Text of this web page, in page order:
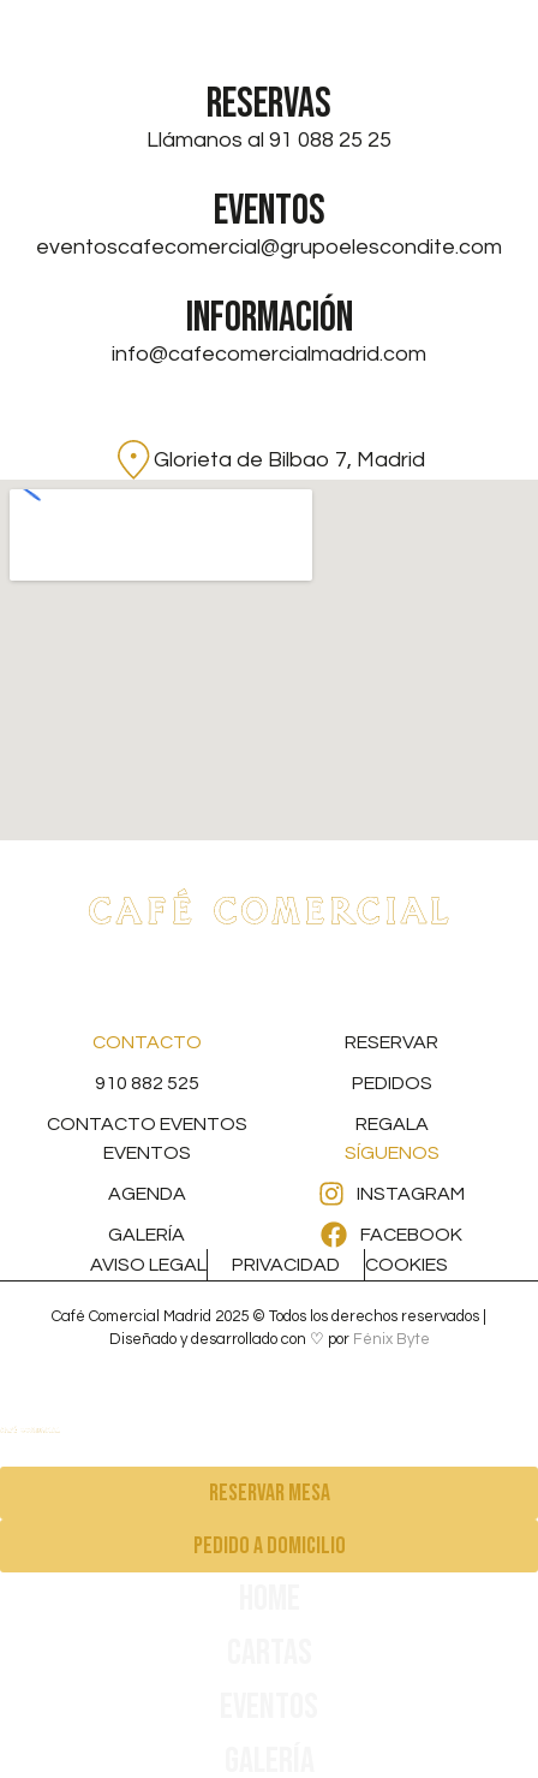
RESERVAS
Llámanos al 91 088 25 25
EVENTOS
eventoscafecomercial@grupoelescondite.com
INFORMACIÓN
info@cafecomercialmadrid.com
Glorieta de Bilbao 7, Madrid
CONTACTO
910 882 525
CONTACTO EVENTOS
RESERVAR
PEDIDOS
REGALA
EVENTOS
AGENDA
GALERÍA
SÍGUENOS
INSTAGRAM
FACEBOOK
AVISO LEGAL
PRIVACIDAD COOKIES
Café Comercial Madrid 2025 © Todos los derechos reservados |
Diseñado y desarrollado con ♡ por Fénix Byte
Reservar mesa
pedido a domicilio